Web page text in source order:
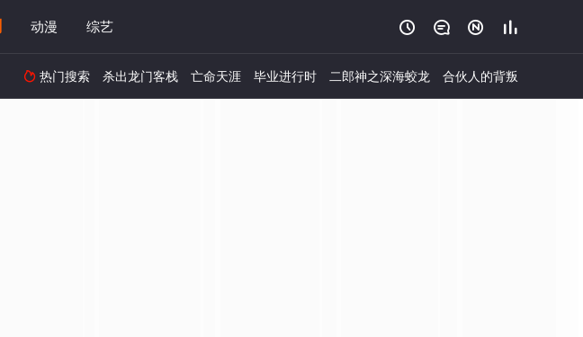
动漫 综艺    
 热门搜索 杀出龙门客栈 亡命天涯 毕业进行时 二郎神之深海蛟龙 合伙人的背叛